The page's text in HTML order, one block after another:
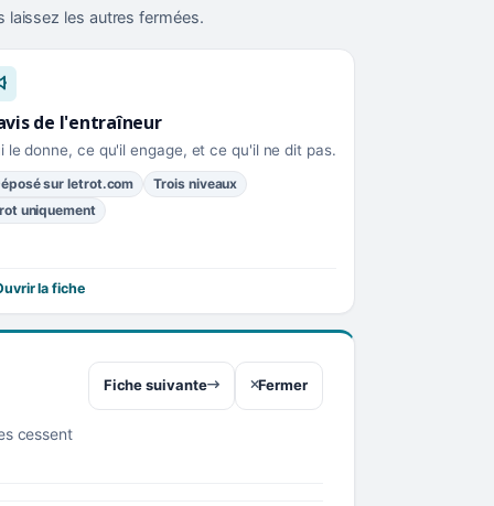
laissez les autres fermées.
de l'entraîneur
le donne, ce qu'il engage, et ce qu'il ne dit pas.
sur letrot.com
Trois niveaux
uniquement
la fiche
cessent
Fiche suivante Fermer